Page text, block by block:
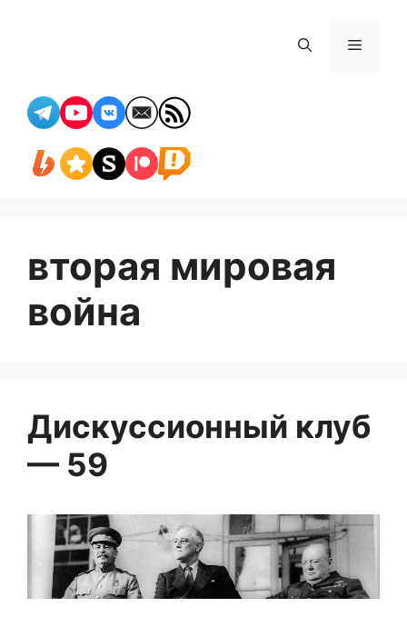
Меню
вторая мировая
война
Дискуссионный клуб
— 59